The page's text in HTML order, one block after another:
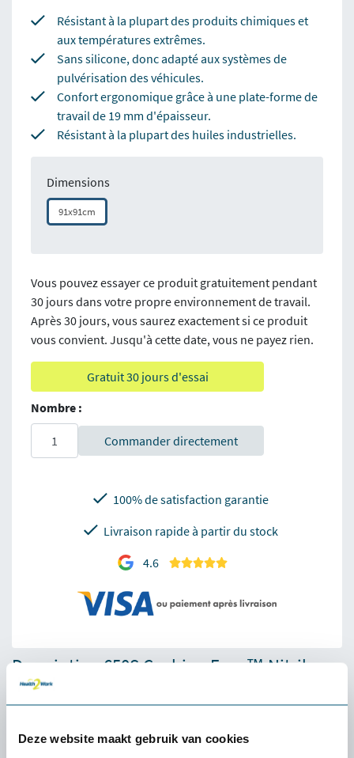
Deze website maakt gebruik van cookies
Résistant à la plupart des produits chimiques et
aux températures extrêmes.
Sans silicone, donc adapté aux systèmes de
pulvérisation des véhicules.
Confort ergonomique grâce à une plate-forme de
travail de 19 mm d'épaisseur.
Résistant à la plupart des huiles industrielles.
Dimensions
91x91cm
Vous pouvez essayer ce produit gratuitement pendant
30 jours dans votre propre environnement de travail.
Après 30 jours, vous saurez exactement si ce produit
vous convient. Jusqu'à cette date, vous ne payez rien.
Gratuit 30 jours d'essai
Nombre :
Commander directement
100% de satisfaction garantie
Livraison rapide à partir du stock
4.6
Description 650S Cushion Ease™ Nitrile -
Tapis anti-fatigue
trous pour un drainage efficace et une bonne ventilation,